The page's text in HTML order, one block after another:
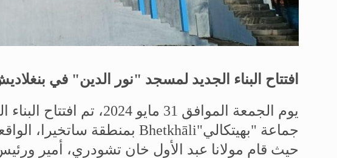
افتتاح البناء الجديد لمسجد "نور الدين" في
يوم الجمعة الموافق 31 مايو 2024، تم افتتاح البناء الجديد
جماعة "بهيتكالي"Bhetkhāli
بمنطقة ساتخيرا،
حيث قام مولانا عبد الأول خان تشودري، أمير